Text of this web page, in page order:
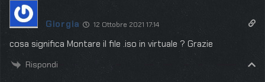
Giorgia 12 Ottobre 2021 17:14
cosa significa Montare il file .iso in virtuale ? Grazie
Rispondi